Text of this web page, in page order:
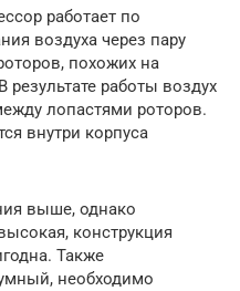
работает по
воздуха через пару
похожих на
результате работы воздух
лопастями роторов.
внутри корпуса
выше, однако
конструкция
Также
необходимо